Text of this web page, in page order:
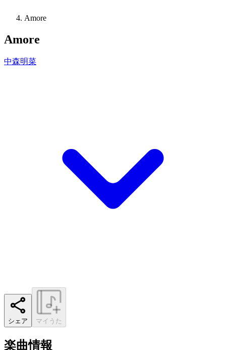
Amore
Amore
中森明菜
シェア マイうた
楽曲情報